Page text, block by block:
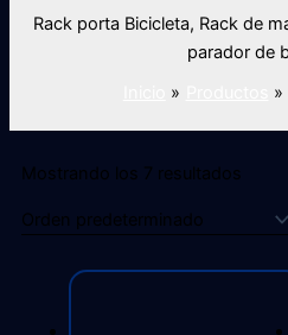
Rack porta Bicicleta, Rack de
parador de
Mostrando los 7 resultados